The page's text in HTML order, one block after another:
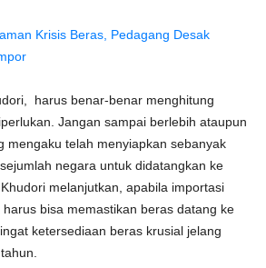
Krisis Beras, Pedagang Desak
harus benar-benar menghitung
Jangan sampai berlebih ataupun
mengaku telah menyiapkan sebanyak
negara untuk didatangkan ke
melanjutkan, apabila importasi
bisa memastikan beras datang ke
ketersediaan beras krusial jelang